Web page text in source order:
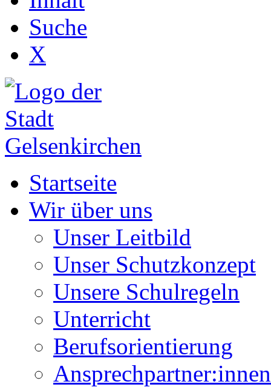
Suche
X
Startseite
Wir über uns
Unser Leitbild
Unser Schutzkonzept
Unsere Schulregeln
Unterricht
Berufsorientierung
Ansprechpartner:innen